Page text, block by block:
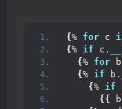
{ % for c
{ % if c.
{ % for b
{ % if b.
{ % if
{{
b